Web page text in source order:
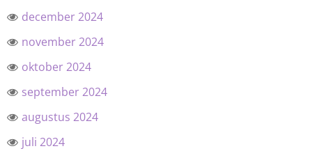
december 2024
november 2024
oktober 2024
september 2024
augustus 2024
juli 2024